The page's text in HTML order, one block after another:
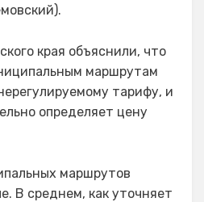
края объяснили, что
маршрутам
тарифу, и
определяет цену
маршрутов
В среднем, как уточняет